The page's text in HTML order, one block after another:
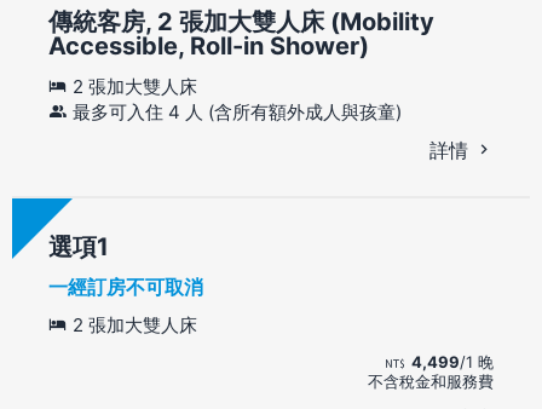
傳統客房, 2 張加大雙人床 (Mobility
Accessible, Roll-in Shower)
2 張加大雙人床
最多可入住 4 人 (含所有額外成人與孩童)
詳情
選項
一經訂房不可取消
2 張加大雙人床
4,499/1 晚
不含稅金和服務費